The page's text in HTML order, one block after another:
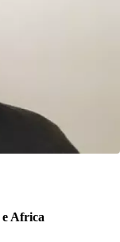
Africa